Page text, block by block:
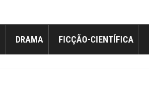
DRAMA FICÇÃO-CIENTÍFICA